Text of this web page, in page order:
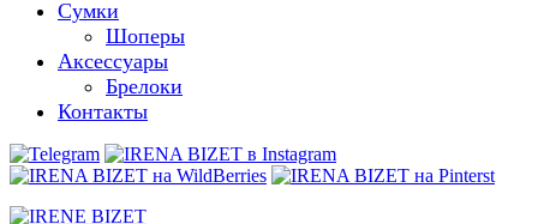
Сумки
Шоперы
Аксессуары
Брелоки
Контакты